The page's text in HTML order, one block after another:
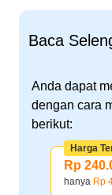
Baca
Anda dapat
dengan cara
berikut:
Rp
hanya Rp
Harga